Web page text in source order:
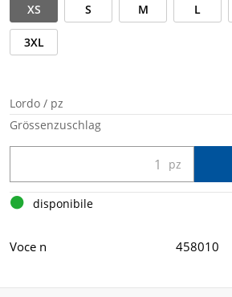
XS S M L
3XL
Lordo / pz
Grössenzuschlag
disponibile
Voce n 458010